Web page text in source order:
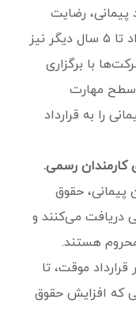
پیمانی، رضایت
داشته باشد، ممکن است قرارداد تا ۵ سال دیگر نیز
با برگزاری
سطح مهارت
را به قرارداد
کارمندان رسمی.
پیمانی، حقوق
دریافت می‌کنند و
محروم هستند.
موقت، تا
که افزایش حقوق